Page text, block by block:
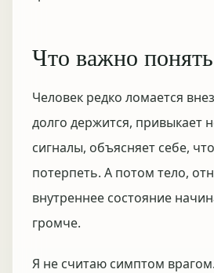
Что важно понять
Человек редко ломается
долго держится, привыкает
сигналы, объясняет себе,
потерпеть. А потом тело,
внутреннее состояние
громче.
Я не считаю симптом